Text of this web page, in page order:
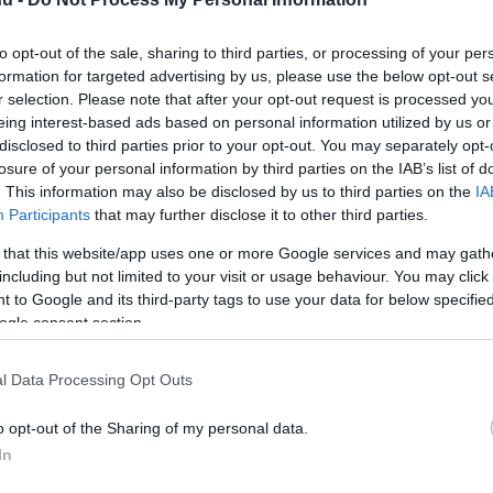
opt-out of the sale, sharing to third parties, or processing of your
for targeted advertising by us, please use the below opt-out
selection. Please note that after your opt-out request is processed
interest-based ads based on personal information utilized by us
to third parties prior to your opt-out. You may separately
of your personal information by third parties on the IAB’s list of
This information may also be disclosed by us to third parties on the
Participants that may further disclose it to other third parties.
that this website/app uses one or more Google services and may
but not limited to your visit or usage behaviour. You may
to Google and its third-party tags to use your data for below
consent section.
Data Processing Opt Outs
opt-out of the Sharing of my personal data.
a hazai sportcsatornák
kövess minket aCsakfociGoogle News oldalán is!
partnere a Meccsbox, a meccsfigyelő app!
iOS-re ITT
, és ne maradj le többé egy